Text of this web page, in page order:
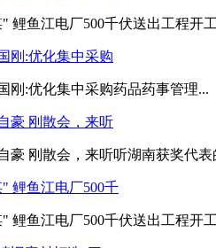
鲤鱼江电厂500千伏送出工程开
刚:优化集中采购
刚:优化集中采购药品药事管理...
豪 刚散会，来听
豪 刚散会，来听听湖南获奖代表
鲤鱼江电厂500千
鲤鱼江电厂500千伏送出工程开